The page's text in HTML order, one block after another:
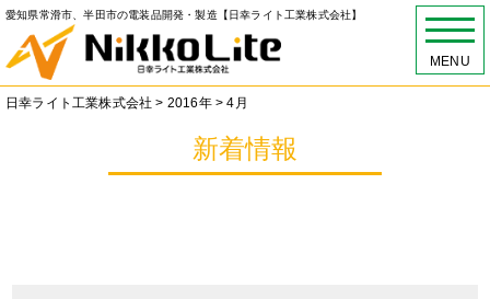
愛知県常滑市、半田市の電装品開発・製造【日幸ライト工業株式会社】
MENU
日幸ライト工業株式会社 > 2016年>4月
新着情報